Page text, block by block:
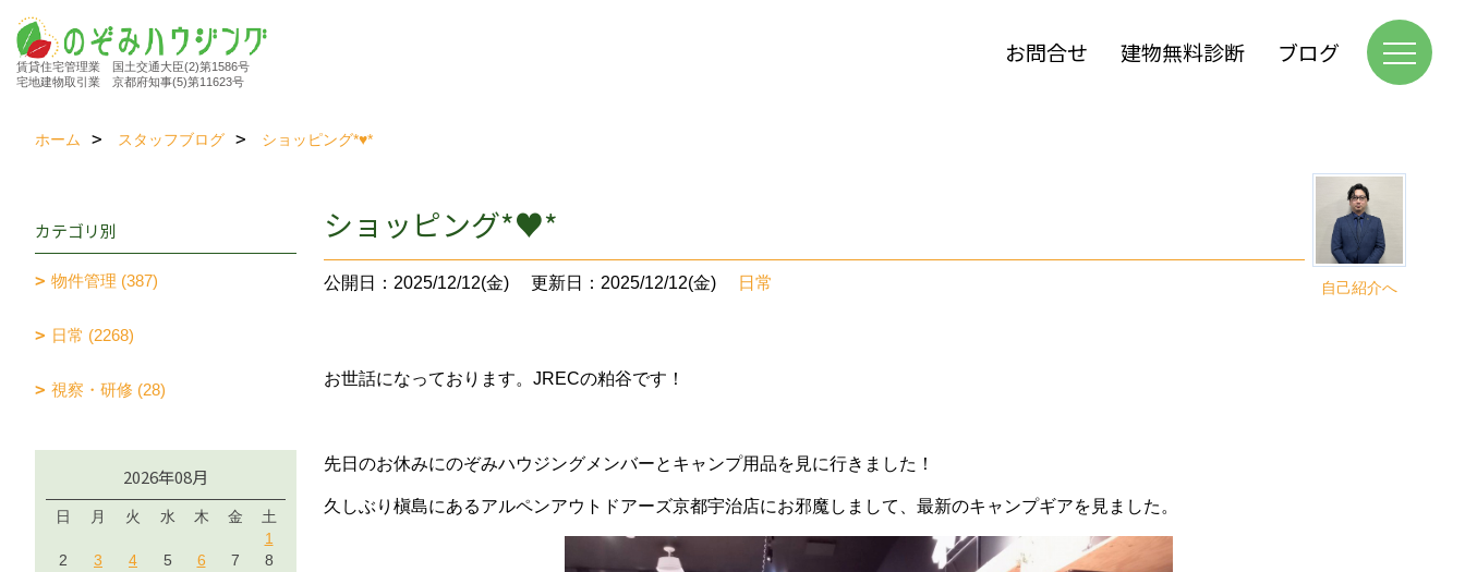
賃貸住宅管理業 国土交通大臣(2)第1586号
宅地建物取引業 京都府知事(5)第11623号
お問合せ 建物無料診断 ブログ
ホーム スタッフブログ ショッピング*♥*
自己紹介へ
ショッピング*♥*
公開日：2025/12/12(金) 更新日：2025/12/12(金) 日常
お世話になっております。JRECの粕谷です！
先日のお休みにのぞみハウジングメンバーとキャンプ用品を見に行きました！
久しぶり槇島にあるアルペンアウトドアーズ京都宇治店にお邪魔しまして、最新のキャンプギアを見ました。
カテゴリ別
物件管理 (387)
日常 (2268)
視察・研修 (28)
2026年08月
日 月 火 水 木 金
土
1
2
3 4 5 6 7
8